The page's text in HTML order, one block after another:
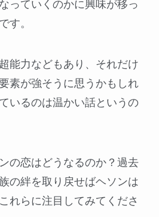
っていくのかに興味が移っ
す。
能力などもあり、それだけ
素が強そうに思うかもしれ
いるのは温かい話というの
の恋はどうなるのか？過去
の絆を取り戻せばヘソンは
れらに注目してみてくださ